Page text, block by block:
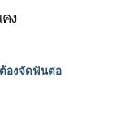
ง
องจัดฟันต่อ